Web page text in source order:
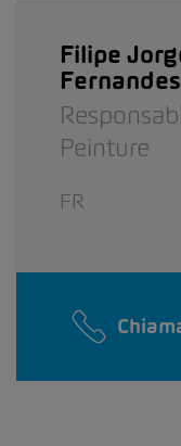
Filipe
Fernandes
Peinture
FR